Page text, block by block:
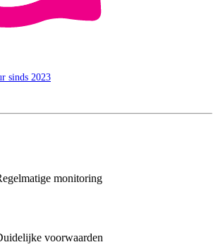
sinds 2023
monitoring
voorwaarden